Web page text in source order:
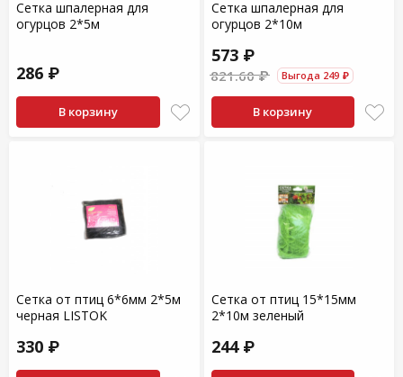
Сетка шпалерная для
огурцов 2*5м
286 ₽
В корзину
Сетка шпалерная для
огурцов 2*10м
573 ₽
821.60 ₽ Выгода 249 ₽
В корзину
Сетка от птиц 6*6мм 2*5м
черная LISTOK
330 ₽
Сетка от птиц 15*15мм
2*10м зеленый
244 ₽